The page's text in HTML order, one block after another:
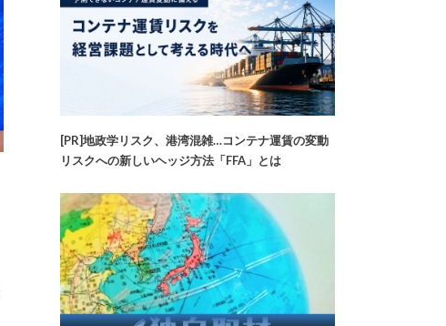
[PR]地政学リスク、港湾混雑…コンテナ運賃の変動
リスクへの新しいヘッジ方法「FFA」とは